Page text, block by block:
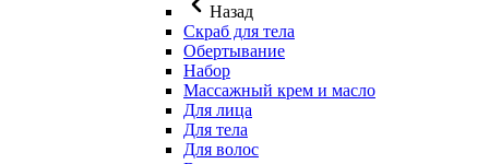
Назад
Скраб для тела
Обертывание
Набор
Массажный крем и масло
Для лица
Для тела
Для волос